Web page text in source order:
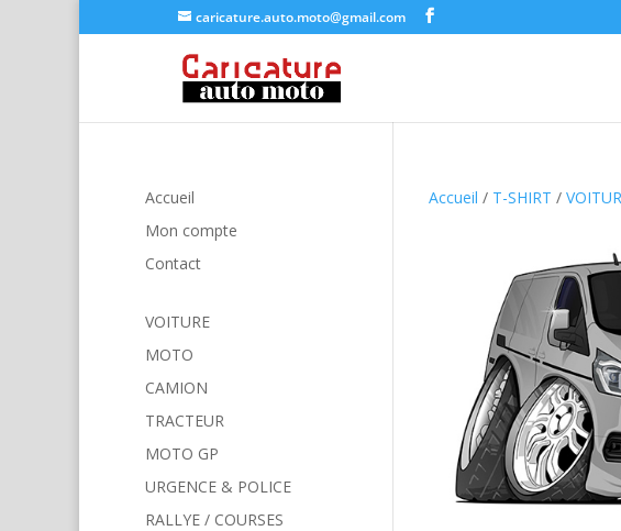
caricature.auto.moto@gmail.com
Accueil / T-SHIRT /
Accueil
Mon compte
Contact
VOITURE
MOTO
CAMION
TRACTEUR
MOTO GP
URGENCE & POLICE
RALLYE / COURSES